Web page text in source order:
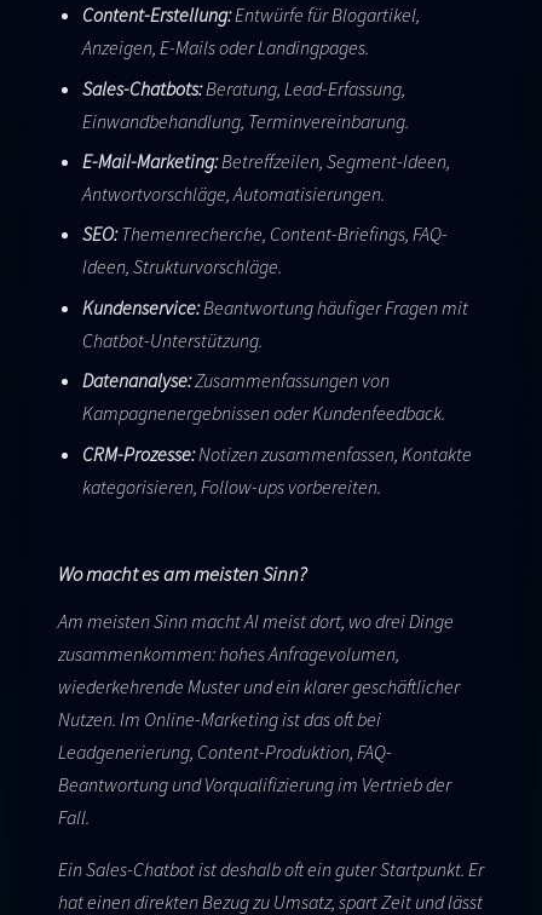
Content-Erstellung:Entwürfe für Blogartikel,
Anzeigen, E-Mails oder Landingpages.
Sales-Chatbots:Beratung, Lead-Erfassung,
Einwandbehandlung, Terminvereinbarung.
E-Mail-Marketing:Betreffzeilen, Segment-Ideen,
Antwortvorschläge, Automatisierungen.
SEO:Themenrecherche, Content-Briefings, FAQ-
Ideen, Strukturvorschläge.
Kundenservice:Beantwortung häufiger Fragen mit
Chatbot-Unterstützung.
Datenanalyse:Zusammenfassungen von
Kampagnenergebnissen oder Kundenfeedback.
CRM-Prozesse:Notizen zusammenfassen, Kontakte
kategorisieren, Follow-ups vorbereiten.
Wo macht es am meisten Sinn?
Am meisten Sinn macht AI meist dort, wo drei Dinge
zusammenkommen: hohes Anfragevolumen,
wiederkehrende Muster und ein klarer geschäftlicher
Nutzen. Im Online-Marketing ist das oft bei
Leadgenerierung, Content-Produktion, FAQ-
Beantwortung und Vorqualifizierung im Vertrieb der
Fall.
Ein Sales-Chatbot ist deshalb oft ein guter Startpunkt. Er
hat einen direkten Bezug zu Umsatz, spart Zeit und lässt